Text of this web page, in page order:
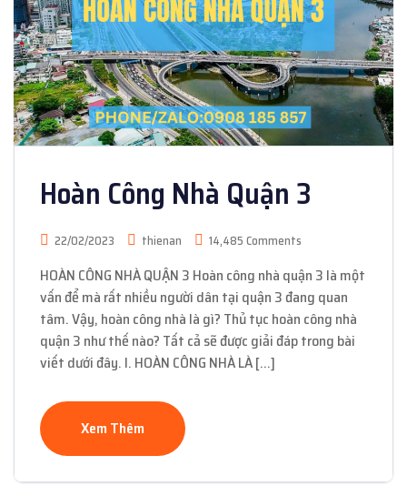
Hoàn Công Nhà Quận 3
22/02/2023 thienan 14,485 Comments
HOÀN CÔNG NHÀ QUẬN 3 Hoàn công nhà quận 3 là một
vấn để mà rất nhiều người dân tại quận 3 đang quan
tâm. Vậy, hoàn công nhà là gì? Thủ tục hoàn công nhà
quận 3 như thế nào? Tất cả sẽ được giải đáp trong bài
viết dưới đây. I. HOÀN CÔNG NHÀ LÀ […]
Xem Thêm